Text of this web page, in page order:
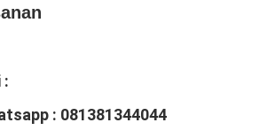
:
: 081381344044